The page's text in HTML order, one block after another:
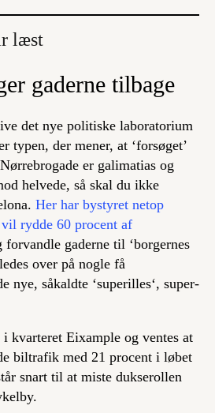
læst
gaderne tilbage
det nye politiske laboratorium
typen, der mener, at ‘forsøget’
er galimatias og
helvede, så skal du ikke
Her har bystyret netop
rydde 60 procent af
forvandle gaderne til ‘borgernes
over på nogle få
nye, såkaldte ‘superilles‘, super-
kvarteret Eixample og ventes at
biltrafik med 21 procent i løbet
snart til at miste dukserollen